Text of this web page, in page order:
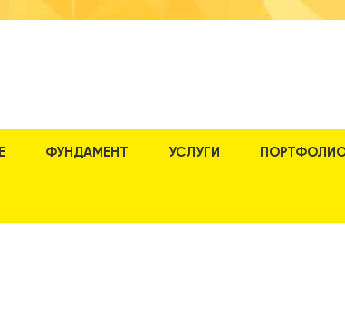
ФУНДАМЕНТ УСЛУГИ